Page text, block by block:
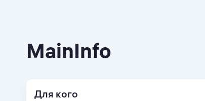
MainInfo
Для кого